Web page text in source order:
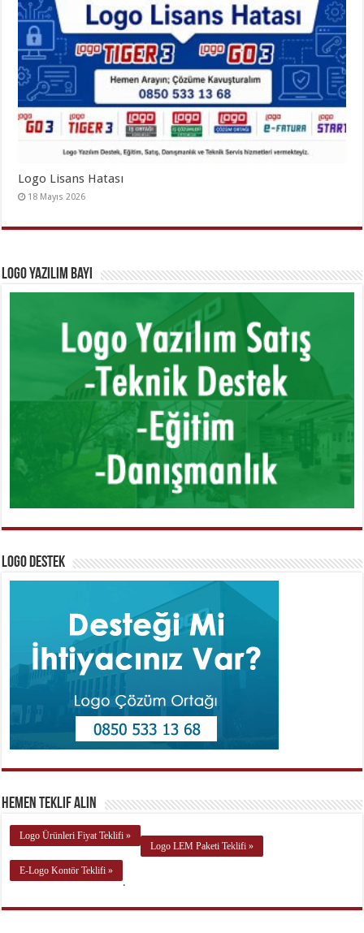
Logo Lisans Hatası
18 Mayıs 2026
Logo Yazılım Bayi
Logo Destek
Hemen Teklif Alın
Logo Ürünleri Fiyat Teklifi »
Logo LEM Paketi Teklifi »
E-Logo Kontör Teklifi »
.